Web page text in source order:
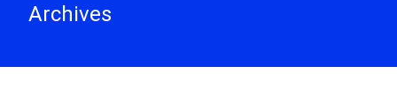
Archives